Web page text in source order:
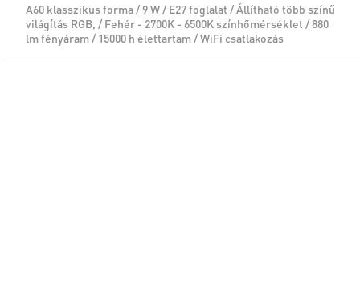
A60 klasszikus forma / 9 W / E27 foglalat / Állítható több színű
világítás RGB, / Fehér - 2700K - 6500K színhőmérséklet / 880
lm fényáram / 15000 h élettartam / WiFi csatlakozás